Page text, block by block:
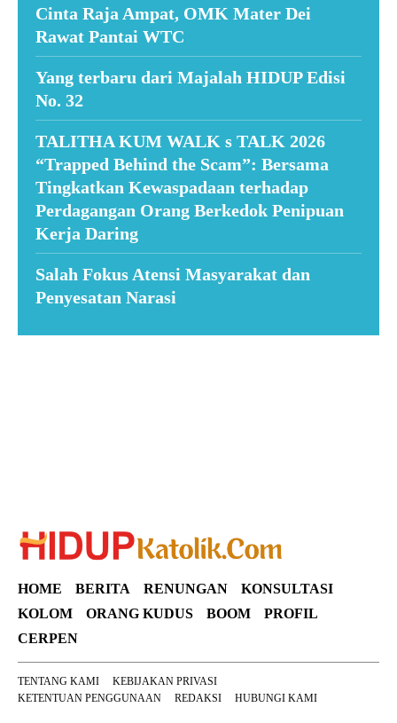
Cinta Raja Ampat, OMK Mater Dei
Rawat Pantai WTC
Yang terbaru dari Majalah HIDUP Edisi
No. 32
TALITHA KUM WALK s TALK 2026
“Trapped Behind the Scam”: Bersama
Tingkatkan Kewaspadaan terhadap
Perdagangan Orang Berkedok Penipuan
Kerja Daring
Salah Fokus Atensi Masyarakat dan
Penyesatan Narasi
HOME BERITA RENUNGAN
KONSULTASI
KOLOM
ORANG KUDUS BOOM
PROFIL
CERPEN
TENTANG KAMI
KEBIJAKAN PRIVASI
KETENTUAN PENGGUNAAN
REDAKSI HUBUNGI KAMI